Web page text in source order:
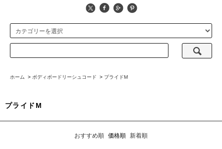
ホーム > ボディボードリーシュコード > プライドM
プライドM
おすすめ順 価格順 新着順